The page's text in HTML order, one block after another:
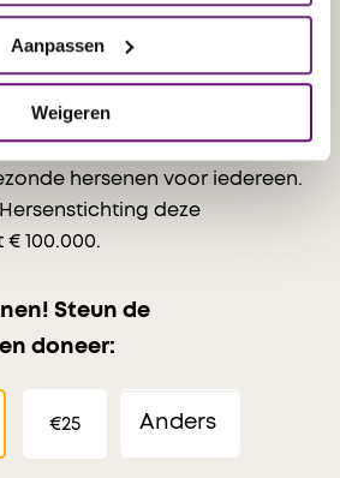
Aanpassen
Weigeren
om gezonder te leven.
kan het risico op
verkleinen en de gevolgen
hersenaandoeningen uitstellen.
aan de missie van de
hersenen voor iedereen.
deze
100.000.
Steun de
doneer:
€25